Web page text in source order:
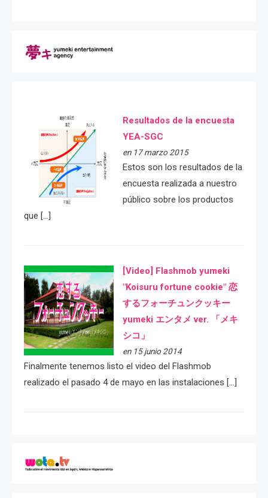
Resultados de la encuesta
YEA-SGC
en 17 marzo 2015
Estos son los resultados de la
encuesta realizada a nuestro
público sobre los productos
que […]
[Video] Flashmob yumeki
"Koisuru fortune cookie" 恋
するフォーチュンクッキー
yumeki エンタメ ver. 「メキ
シコ」
en 15 junio 2014
Finalmente tenemos listo el video del Flashmob
realizado el pasado 4 de mayo en las instalaciones […]